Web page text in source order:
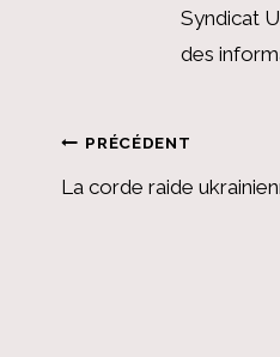
Syndicat
des
PRÉCÉDENT
La corde raide